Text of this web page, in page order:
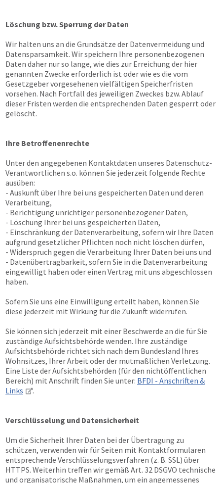
Löschung bzw. Sperrung der Daten
Wir halten uns an die Grundsätze der Datenvermeidung und
Datensparsamkeit. Wir speichern Ihre personenbezogenen
Daten daher nur so lange, wie dies zur Erreichung der hier
genannten Zwecke erforderlich ist oder wie es die vom
Gesetzgeber vorgesehenen vielfältigen Speicherfristen
vorsehen. Nach Fortfall des jeweiligen Zweckes bzw. Ablauf
dieser Fristen werden die entsprechenden Daten gesperrt oder
gelöscht.
Ihre Betroffenenrechte
Unter den angegebenen Kontaktdaten unseres Datenschutz-
Verantwortlichen s.o. können Sie jederzeit folgende Rechte
ausüben:
- Auskunft über Ihre bei uns gespeicherten Daten und deren
Verarbeitung,
- Berichtigung unrichtiger personenbezogener Daten,
- Löschung Ihrer bei uns gespeicherten Daten,
- Einschränkung der Datenverarbeitung, sofern wir Ihre Daten
aufgrund gesetzlicher Pflichten noch nicht löschen dürfen,
- Widerspruch gegen die Verarbeitung Ihrer Daten bei uns und
- Datenübertragbarkeit, sofern Sie in die Datenverarbeitung
eingewilligt haben oder einen Vertrag mit uns abgeschlossen
haben.
Sofern Sie uns eine Einwilligung erteilt haben, können Sie
diese jederzeit mit Wirkung für die Zukunft widerrufen.
Sie können sich jederzeit mit einer Beschwerde an die für Sie
zuständige Aufsichtsbehörde wenden. Ihre zuständige
Aufsichtsbehörde richtet sich nach dem Bundesland Ihres
Wohnsitzes, Ihrer Arbeit oder der mutmaßlichen Verletzung.
Eine Liste der Aufsichtsbehörden (für den nichtöffentlichen
Bereich) mit Anschrift finden Sie unter: BFDI - Anschriften &
Links
.
Verschlüsselung und Datensicherheit
Um die Sicherheit Ihrer Daten bei der Übertragung zu
schützen, verwenden wir für Seiten mit Kontaktformularen
entsprechende Verschlüsselungsverfahren (z. B. SSL) über
HTTPS. Weiterhin treffen wir gemäß Art. 32 DSGVO technische
und organisatorische Maßnahmen, um ein angemessenes